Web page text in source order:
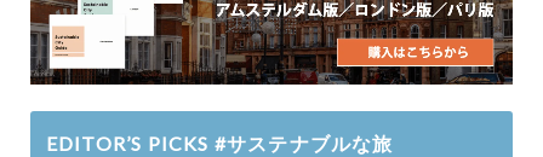
EDITOR’S PICKS #サステナブルな旅